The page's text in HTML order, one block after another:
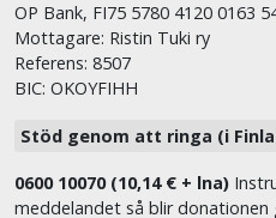
OP Bank, FI75 5780 4120 0163
Mottagare: Ristin Tuki ry
Referens: 8507
BIC: OKOYFIHH
Stöd genom att ringa (i
0600 10070 (10,14 € + lna)
meddelandet så blir donationen